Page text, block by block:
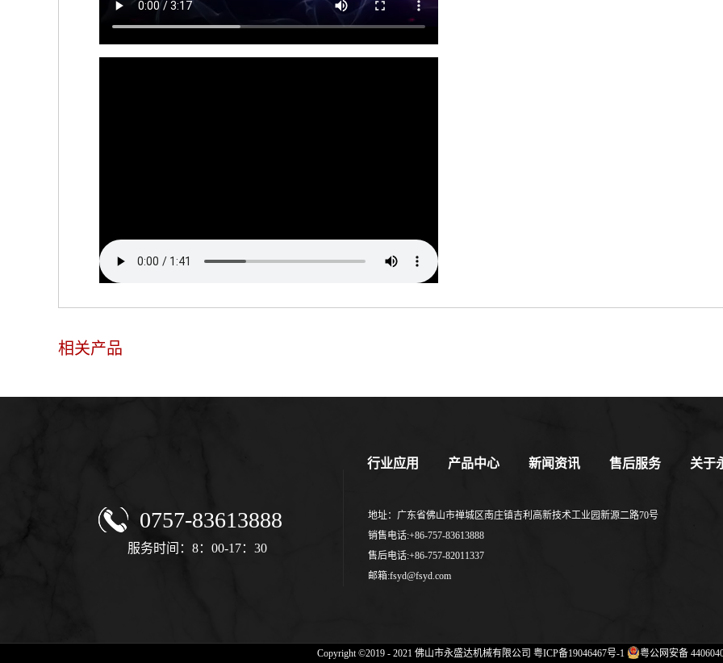
相关产品
0757-83613888
服务时间：8：00-17：30
行业应用 产品中心 新闻资讯 售后服务 关于
地址：广东省佛山市禅城区南庄镇吉利高新技术工业园新源二路70号
销售电话:+86-757-83613888
售后电话:+86-757-82011337
邮箱:fsyd@fsyd.com
Copyright ©2019 - 2021 佛山市永盛达机械有限公司 粤ICP备19046467号-1 粤公网安备